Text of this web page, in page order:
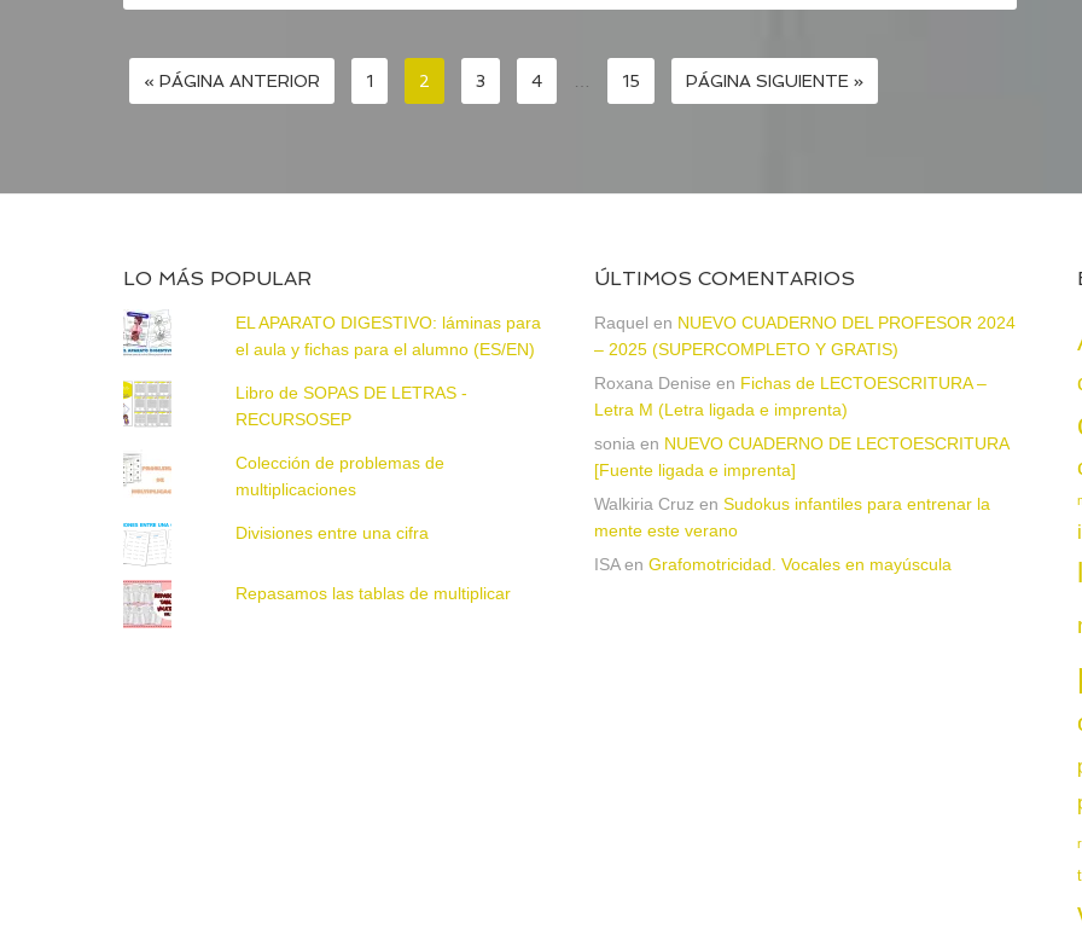
« PÁGINA ANTERIOR 1 2 3 4 15 PÁGINA SIGUIENTE »
LO MÁS POPULAR
EL APARATO DIGESTIVO: láminas para
el aula y fichas para el alumno (ES/EN)
Libro de SOPAS DE LETRAS -
RECURSOSEP
Colección de problemas de
multiplicaciones
Divisiones entre una cifra
Repasamos las tablas de multiplicar
ÚLTIMOS COMENTARIOS
Raquel en NUEVO CUADERNO DEL PROFESOR 2024
– 2025 (SUPERCOMPLETO Y GRATIS)
Roxana Denise en Fichas de LECTOESCRITURA –
Letra M (Letra ligada e imprenta)
sonia en NUEVO CUADERNO DE LECTOESCRITURA
[Fuente ligada e imprenta]
Walkiria Cruz en Sudokus infantiles para entrenar la
mente este verano
ISAen Grafomotricidad. Vocales en mayúscula